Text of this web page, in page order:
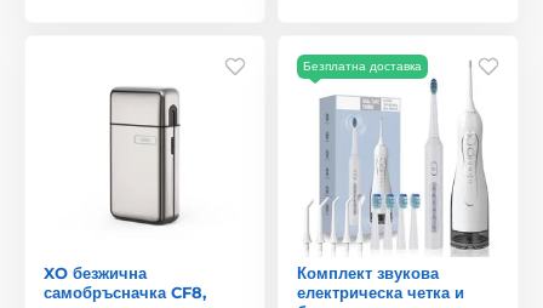
XO безжична
самобръсначка CF8,
Безплатна доставка
Комплект звукова
електрическа четка и